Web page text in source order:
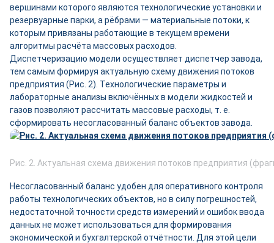
вершинами которого являются технологические установки и
резервуарные парки, а рёбрами — материальные потоки, к
которым привязаны работающие в текущем времени
алгоритмы расчёта массовых расходов.
Диспетчеризацию модели осуществляет диспетчер завода,
тем самым формируя актуальную схему движения потоков
предприятия (Рис. 2). Технологические параметры и
лабораторные анализы включённых в модели жидкостей и
газов позволяют рассчитать массовые расходы, т. е.
сформировать несогласованный баланс объектов завода.
Рис. 2. Актуальная схема движения потоков предприятия
Несогласованный баланс удобен для оперативного контроля
работы технологических объектов, но в силу погрешностей,
недостаточной точности средств измерений и ошибок ввода
данных не может использоваться для формирования
экономической и бухгалтерской отчётности. Для этой цели